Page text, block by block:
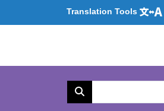
Translation Tools
Search